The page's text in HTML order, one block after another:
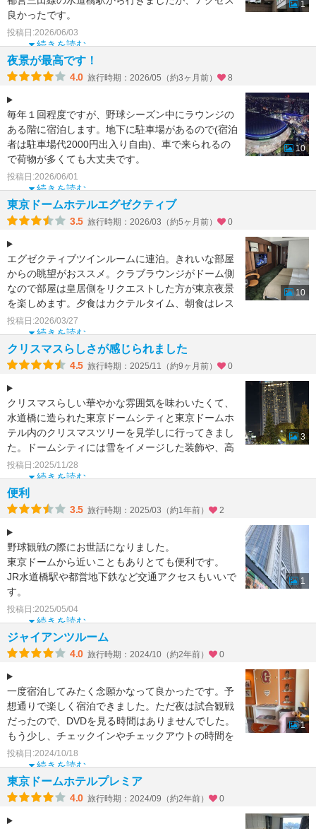
良かったです。
ホテル内はもちろん、東京ドームまわりにたくさん
飲食店があるので便利でしたが
続きを読む
投稿日:2026/06/03
1
夜景が最高です！
4.0 旅行時期：2026/05（約3ヶ月前） 8
毎年１回程度ですが、野球シーズン中にラウンジの
ある階に宿泊します。地下に駐車場があるので(宿泊
者は駐車場代2000円出入り自由)、車で来られるの
で荷物が多くても大丈夫です。
東京ドームで巨人戦の
続きを読む
投稿日:2026/06/01
10
東京ドームホテルエグゼクティブ
3.5 旅行時期：2026/03（約5ヶ月前） 0
エグゼクティブツインルームに連泊。きれいな部屋
からの眺望がおススメ。クラブラウンジがドーム側
なので部屋は皇居側をリクエストした方が東京夜景
を楽しめます。夕食はカクテルタイム、朝食はレス
トランとたん熊で
続きを読む
投稿日:2026/03/27
10
クリスマスらしさが感じられました
4.5 旅行時期：2025/11（約9ヶ月前） 0
クリスマスらしい華やかな雰囲気を味わいたくて、
水道橋に造られた東京ドームシティと東京ドームホ
テル内のクリスマスツリーを見学しに行ってきまし
た。ドームシティには雪をイメージした装飾や、高
さ15mほどのク
続きを読む
投稿日:2025/11/28
3
便利
3.5 旅行時期：2025/03（約1年前） 2
野球観戦の際にお世話になりました。
東京ドームから近いこともありとても便利です。
JR水道橋駅や都営地下鉄など交通アクセスもいいで
す。
エレベータ数も多いので混雑は感じませんでした。
高層階フ続きを読む
投稿日:2025/05/04
1
ジャイアンツルーム
4.0 旅行時期：2024/10（約2年前） 0
一度宿泊してみたく念願かなって良かったです。予
想通りで楽しく宿泊できました。ただ夜は試合観戦
だったので、DVDを見る時間はありませんでした。
もう少し、チェックインやチェックアウトの時間を
考えていただけ
続きを読む
投稿日:2024/10/18
1
東京ドームホテルプレミア
4.0 旅行時期：2024/09（約2年前） 0